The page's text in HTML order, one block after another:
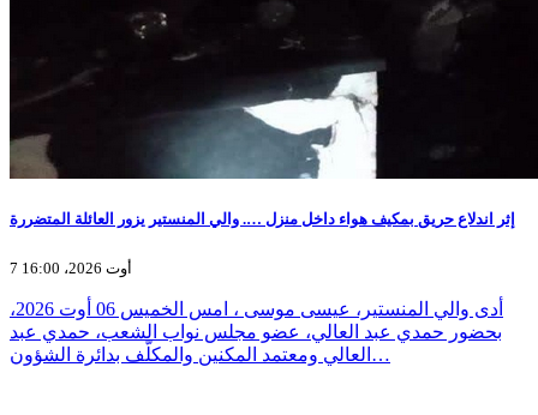
إثر اندلاع حريق بمكيف هواء داخل منزل …. والي المنستير يزور العائلة المتضررة
7 أوت 2026، 16:00
أدى والي المنستير، عيسى موسى ، امس الخميس 06 أوت 2026،
بحضور حمدي عبد العالي، عضو مجلس نواب الشعب، حمدي عبد
العالي ومعتمد المكنين والمكلّف بدائرة الشؤون…